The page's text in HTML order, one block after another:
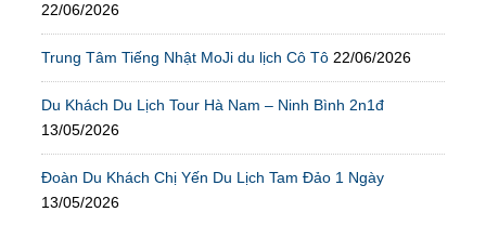
22/06/2026
Trung Tâm Tiếng Nhật MoJi du lịch Cô Tô 22/06/2026
Du Khách Du Lịch Tour Hà Nam – Ninh Bình 2n1đ
13/05/2026
Đoàn Du Khách Chị Yến Du Lịch Tam Đảo 1 Ngày
13/05/2026